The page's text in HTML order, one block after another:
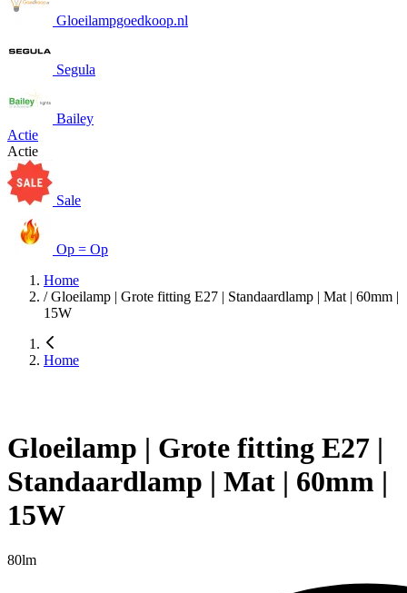
Gloeilampgoedkoop.nl
Segula
Bailey
Actie
Actie
Sale
Op = Op
Home
/ Gloeilamp | Grote fitting E27 | Standaardlamp | Mat | 60mm |
15W
Home
Gloeilamp | Grote fitting E27 |
Standaardlamp | Mat | 60mm |
15W
80lm